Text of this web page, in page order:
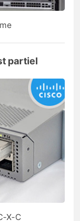
partiel
X-C